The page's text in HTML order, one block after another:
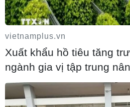
06/08/2026 16:03
vietnamplus.vn
Xuất khẩu hồ tiêu tăng
ngành gia vị tập trung